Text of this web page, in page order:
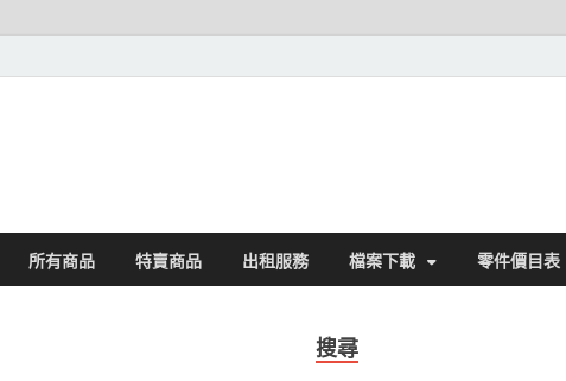
所有商品 特賣商品 出租服務 檔案下載 零件價目表
搜尋